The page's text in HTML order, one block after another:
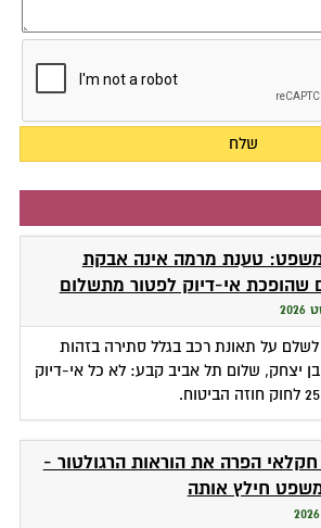
טענת מרמה אינה אבקת
שהופכת אי-דיוק לפטור מתשלום
על תאונת רכב בגלל סתירה בזהות
יצחק, שלום תל אביב קבע: לא כל אי-דיוק
חקלאי הפרה את הוראות הרגולטור -
חילץ אותה